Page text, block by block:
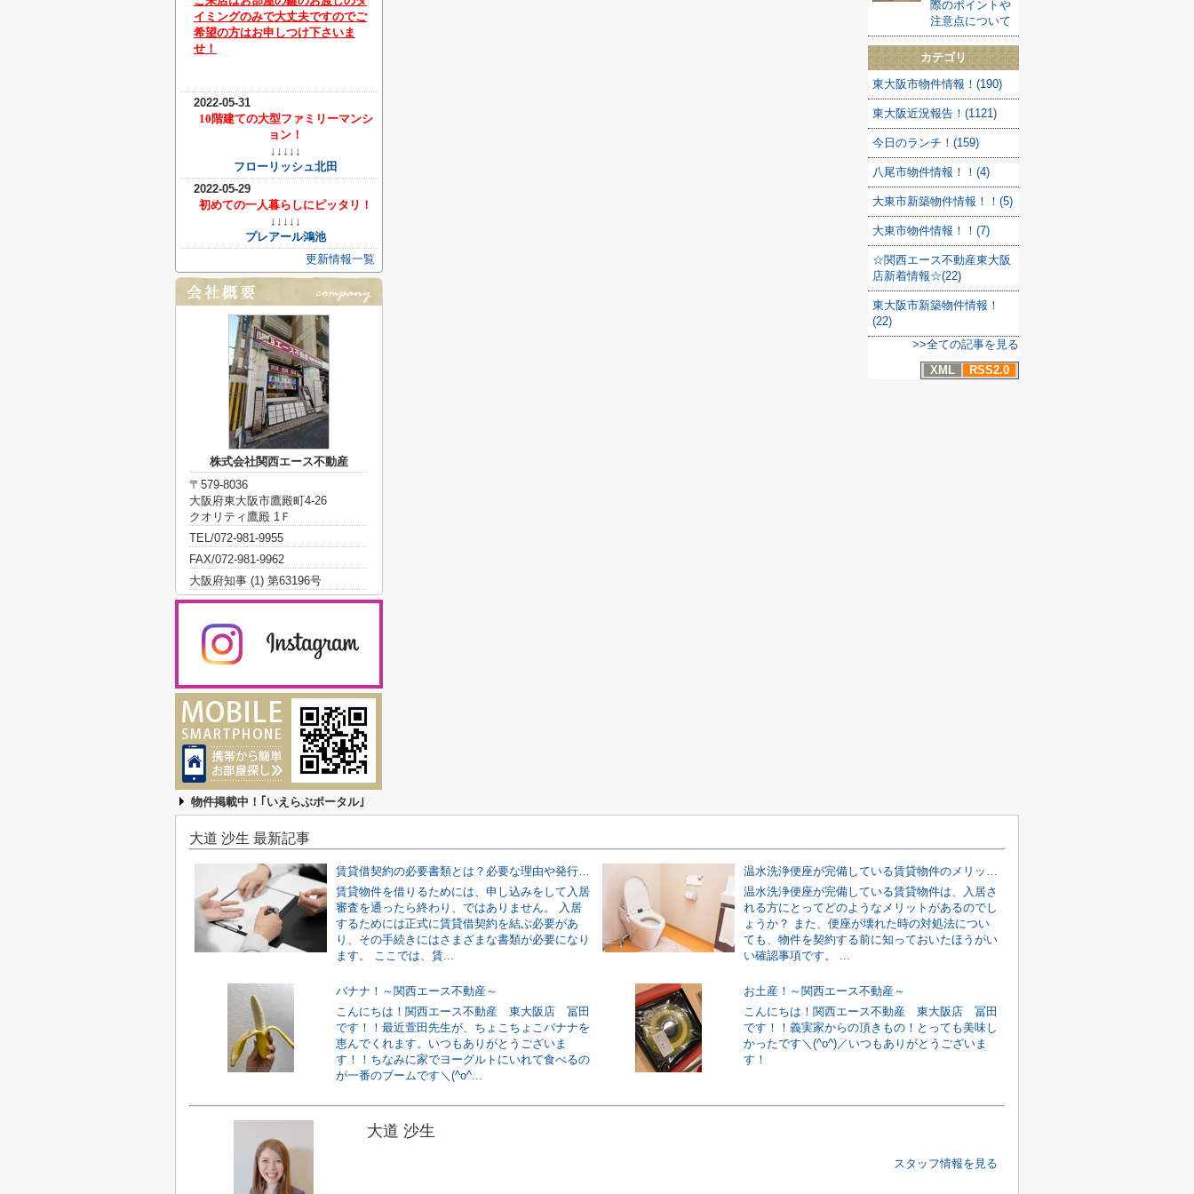
際のポイントや
注意点について
カテゴリ
東大阪市物件情報！(190)
東大阪近況報告！(1121)
今日のランチ！(159)
八尾市物件情報！！(4)
大東市新築物件情報！！(5)
大東市物件情報！！(7)
☆関西エース不動産東大阪
店新着情報☆(22)
東大阪市新築物件情報！
(22)
>>全ての記事を見る
XML
RSS2.0
イミングのみで大丈夫ですのでご
希望の方はお申しつけ下さいま
せ！
2022-05-31
10階建ての大型ファミリーマンシ
ョン！
↓↓↓↓↓
フローリッシュ北田
2022-05-29
初めての一人暮らしにピッタリ！
↓↓↓↓↓
プレアール鴻池
更新情報一覧
株式会社関西エース不動産
〒579-8036
大阪府東大阪市鷹殿町4-26
クオリティ鷹殿 1Ｆ
TEL/072-981-9955
FAX/072-981-9962
大阪府知事 (1) 第63196号
物件掲載中！｢いえらぶポータル｣
大道 沙生 最新記事
賃貸借契約の必要書類とは？必要な理由や発行手続きについて解説！
賃貸物件を借りるためには、申し込みをして入居
審査を通ったら終わり、ではありません。 入居
するためには正式に賃貸借契約を結ぶ必要があ
り、その手続きにはさまざまな書類が必要になり
ます。 ここでは、賃...
温水洗浄便座が完備している賃貸物件のメリットとは？故障時の対処法も解説！
温水洗浄便座が完備している賃貸物件は、入居さ
れる方にとってどのようなメリットがあるのでし
ょうか？ また、便座が壊れた時の対処法につい
ても、物件を契約する前に知っておいたほうがい
い確認事項です。 ...
バナナ！～関西エース不動産～
こんにちは！関西エース不動産 東大阪店 冨田
です！！最近萱田先生が、ちょこちょこバナナを
恵んでくれます。いつもありがとうございま
す！！ちなみに家でヨーグルトにいれて食べるの
が一番のブームです＼(^o^...
お土産！～関西エース不動産～
こんにちは！関西エース不動産 東大阪店 冨田
です！！義実家からの頂きもの！とっても美味し
かったです＼(^o^)／いつもありがとうございま
す！
大道 沙生
スタッフ情報を見る